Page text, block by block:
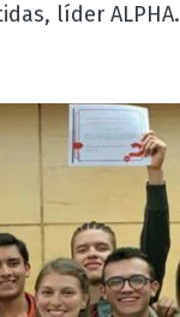
líder ALPHA.